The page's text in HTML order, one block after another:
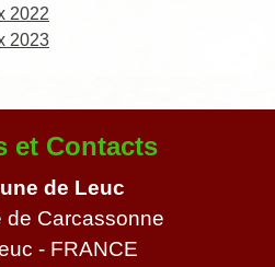
2022
2023
et Contacts
de Leuc
de Carcassonne
- FRANCE